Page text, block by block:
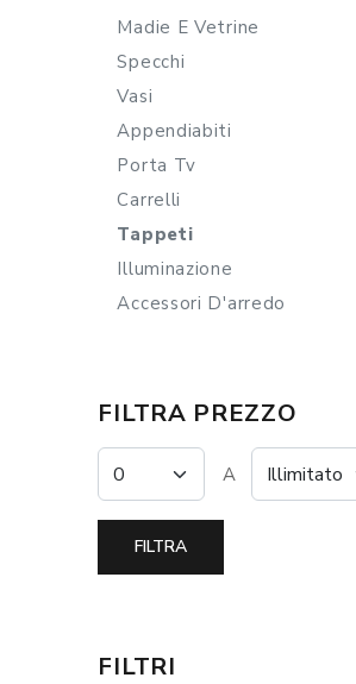
Madie E Vetrine
Specchi
Vasi
Appendiabiti
Porta Tv
Carrelli
Tappeti
Illuminazione
Accessori D'arredo
FILTRA PREZZO
A
FILTRI